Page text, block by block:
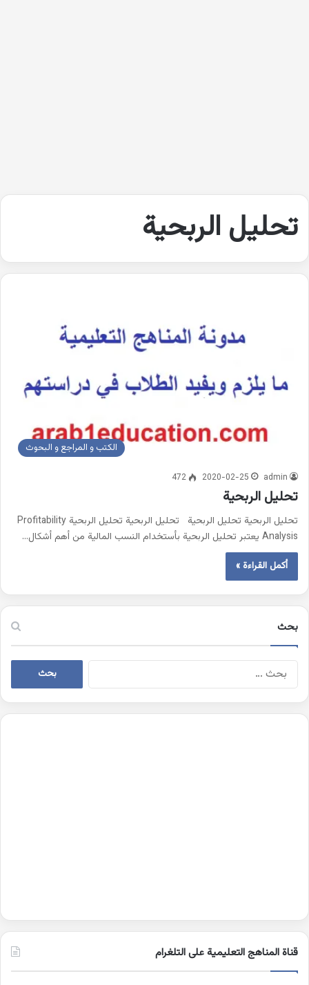
تحليل الربحية
الكتب و المراجع و البحوث
admin
2020-02-25
472
تحليل الربحية
تحليل الربحية تحليل الربحية تحليل الربحية تحليل الربحية Profitability
Analysis يعتبر تحليل الربحية بأستخدام النسب المالية من أهم أشكال…
أكمل القراءة »
بحث
البحث
قناة المناهج التعليمية على التلغرام